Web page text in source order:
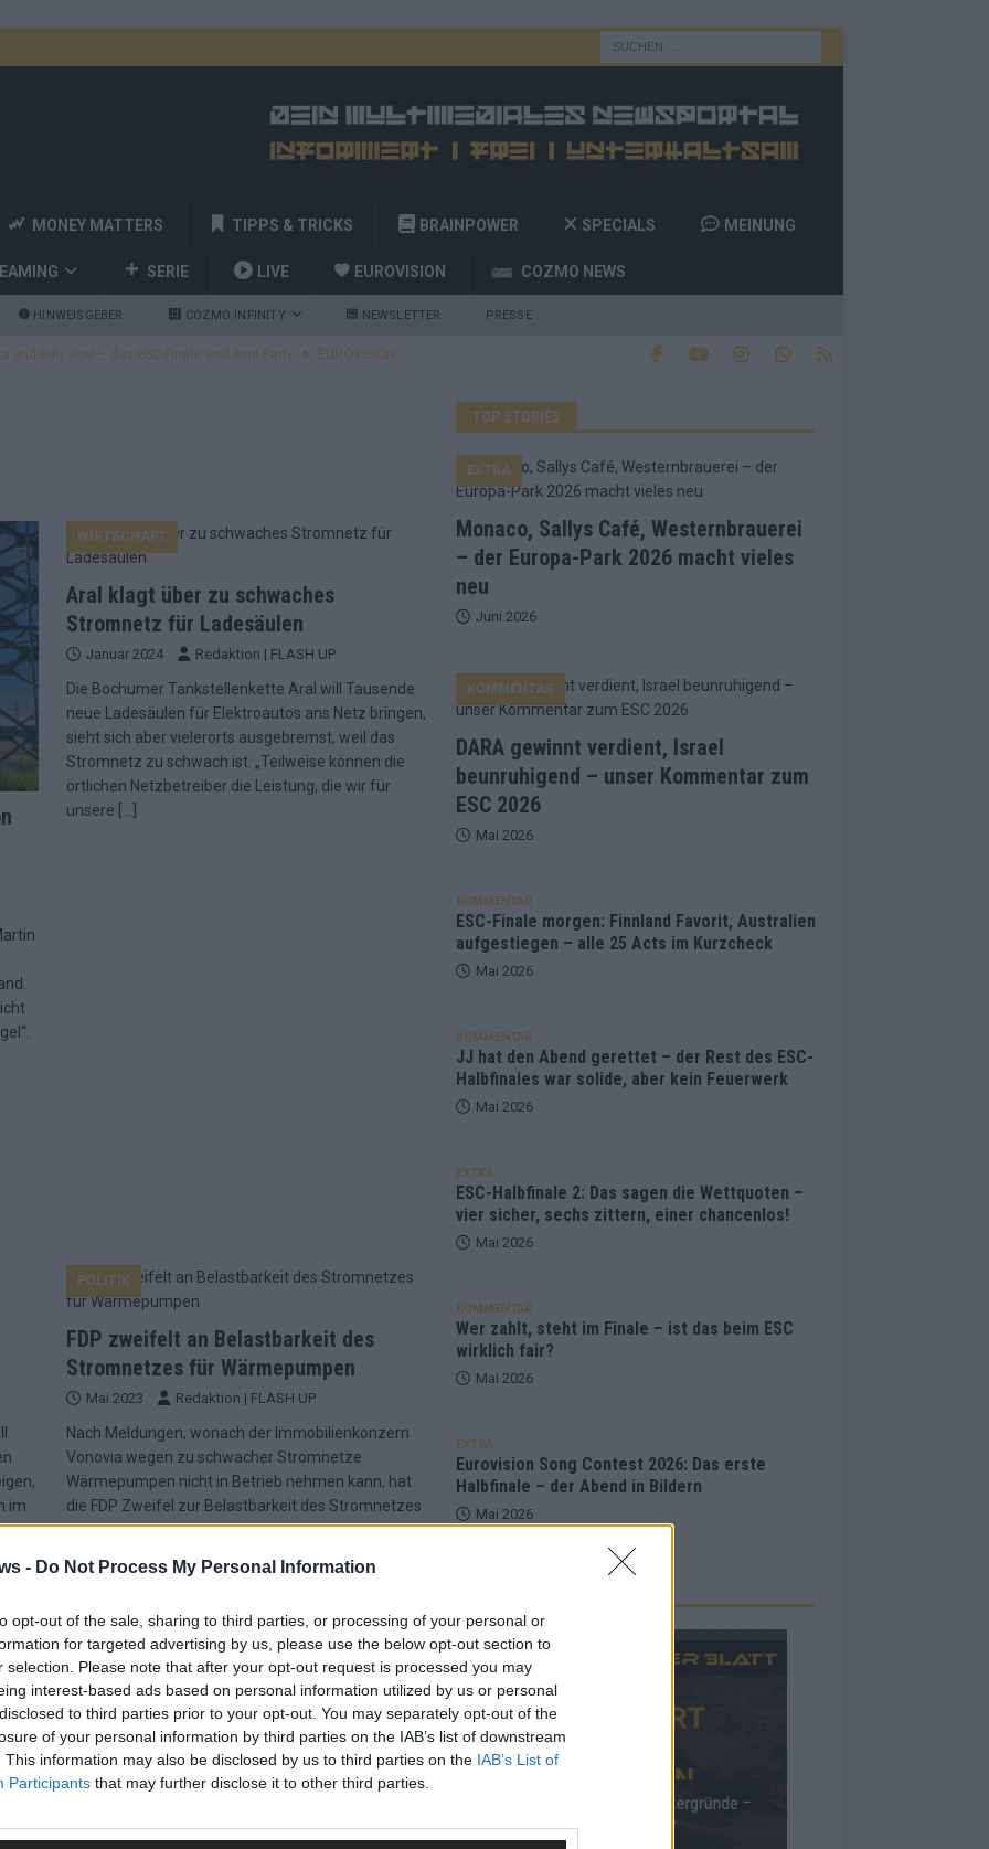
- Do Not Process My Personal Information
opt-out of the sale, sharing to third parties, or processing of your personal or
for targeted advertising by us, please use the below opt-out section to
selection. Please note that after your opt-out request is processed you may
interest-based ads based on personal information utilized by us or personal
to third parties prior to your opt-out. You may separately opt-out of the
of your personal information by third parties on the IAB’s list of downstream
This information may also be disclosed by us to third parties on the IAB’s List of
Participants that may further disclose it to other third parties.
MONEY MATTERS TIPPS & TRICKS BRAINPOWER SPECIALS MEINUNG
SERIE LIVE EUROVISION COZMO NEWS
HINWEISGEBER COZMO INFINITY NEWSLETTER PRESSE
und Billy Joel – das ESC-Finale wird eine Party EUROVISION
Zahl zur Ikone wurde: 70 Jahre ESC-Wertungsgeschichte!
– 26 Länder wollen den Sieg in Wien EUROVISION
– der Rest des ESC-Halbfinales war solide, aber kein Feuerwerk
die Wettquoten – vier sicher, sechs zittern, einer chancenlos!
– der Europa-Park 2026 macht vieles neu
Bulgarien jubelt, Israel sorgt für Diskussionen, Deutschland geht
WIRTSCHAFT
Aral klagt über zu schwaches
Stromnetz für Ladesäulen
Januar 2024 Redaktion | FLASH UP
Die Bochumer Tankstellenkette Aral will Tausende
neue Ladesäulen für Elektroautos ans Netz bringen,
sieht sich aber vielerorts ausgebremst, weil das
Stromnetz zu schwach ist. „Teilweise können die
örtlichen Netzbetreiber die Leistung, die wir für
unsere
im
[…]
POLITIK
FDP zweifelt an Belastbarkeit des
Stromnetzes für Wärmepumpen
Mai 2023 Redaktion | FLASH UP
Nach Meldungen, wonach der Immobilienkonzern
Vonovia wegen zu schwacher Stromnetze
Wärmepumpen nicht in Betrieb nehmen kann, hat
die FDP Zweifel zur Belastbarkeit des Stromnetzes
hinsichtlich der geplanten Heizungsnovelle
Neubau eine[…]
NACHRICHTEN
TOP STORIES
Monaco, Sallys Café, Westernbrauerei
– der Europa-Park 2026 macht vieles
neu
EXTRA
Juni 2026
DARA gewinnt verdient, Israel
beunruhigend – unser Kommentar zum
ESC 2026
KOMMENTAR
Mai 2026
KOMMENTAR
ESC-Finale morgen: Finnland Favorit, Australien
aufgestiegen – alle 25 Acts im Kurzcheck
Mai 2026
KOMMENTAR
JJ hat den Abend gerettet – der Rest des ESC-
Halbfinales war solide, aber kein Feuerwerk
Mai 2026
EXTRA
ESC-Halbfinale 2: Das sagen die Wettquoten –
vier sicher, sechs zittern, einer chancenlos!
Mai 2026
KOMMENTAR
Wer zahlt, steht im Finale – ist das beim ESC
wirklich fair?
Mai 2026
EXTRA
Eurovision Song Contest 2026: Das erste
Halbfinale – der Abend in Bildern
Mai 2026